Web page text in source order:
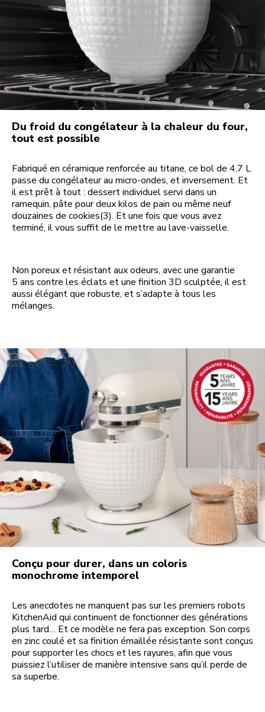
Du froid du congélateur à la chaleur du four,
tout est possible
Fabriqué en céramique renforcée au titane, ce bol de 4,7 L
passe du congélateur au micro-ondes, et inversement. Et
il est prêt à tout : dessert individuel servi dans un
ramequin, pâte pour deux kilos de pain ou même neuf
douzaines de cookies(3). Et une fois que vous avez
terminé, il vous suffit de le mettre au lave-vaisselle.
Non poreux et résistant aux odeurs, avec une garantie
5 ans contre les éclats et une finition 3D sculptée, il est
aussi élégant que robuste, et s’adapte à tous les
mélanges.
Conçu pour durer, dans un coloris
monochrome intemporel
Les anecdotes ne manquent pas sur les premiers robots
KitchenAid qui continuent de fonctionner des générations
plus tard… Et ce modèle ne fera pas exception. Son corps
en zinc coulé et sa finition émaillée résistante sont conçus
pour supporter les chocs et les rayures, afin que vous
puissiez l’utiliser de manière intensive sans qu’il perde de
sa superbe.